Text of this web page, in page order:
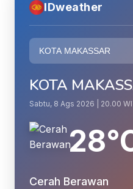
IDweather
KOTA
Sabtu, 8 Ags 2026 | 20.00
Cerah Berawan